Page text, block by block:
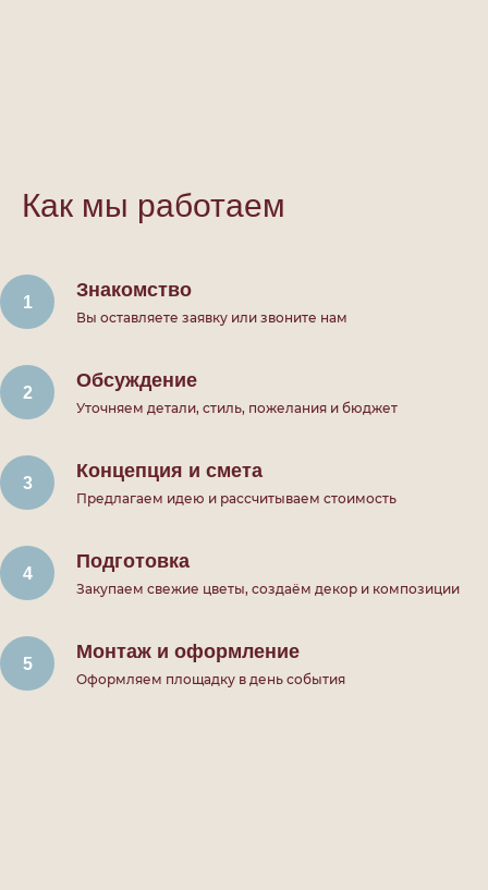
Как мы работаем
Знакомство
Вы оставляете заявку или звоните нам
Обсуждение
Уточняем детали, стиль, пожелания и бюджет
Концепция и смета
Предлагаем идею и рассчитываем стоимость
Подготовка
Закупаем свежие цветы, создаём декор и композиции
Монтаж и оформление
Оформляем площадку в день события